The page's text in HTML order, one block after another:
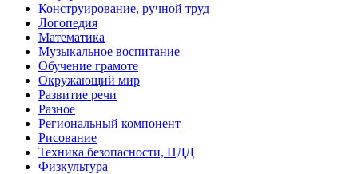
Конструирование, ручной труд
Логопедия
Математика
Музыкальное воспитание
Обучение грамоте
Окружающий мир
Развитие речи
Разное
Региональный компонент
Рисование
Техника безопасности, ПДД
Физкультура